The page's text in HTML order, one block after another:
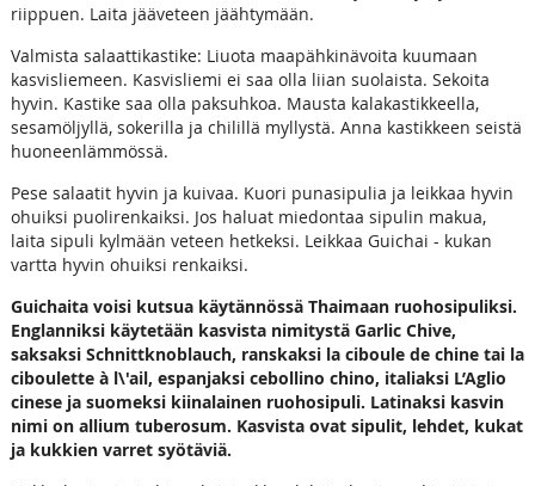
riippuen. Laita jääveteen jäähtymään.
Valmista salaattikastike: Liuota maapähkinävoita kuumaan
kasvisliemeen. Kasvisliemi ei saa olla liian suolaista. Sekoita
hyvin. Kastike saa olla paksuhkoa. Mausta kalakastikkeella,
sesamöljyllä, sokerilla ja chilillä myllystä. Anna kastikkeen seistä
huoneenlämmössä.
Pese salaatit hyvin ja kuivaa. Kuori punasipulia ja leikkaa hyvin
ohuiksi puolirenkaiksi. Jos haluat miedontaa sipulin makua,
laita sipuli kylmään veteen hetkeksi. Leikkaa Guichai - kukan
vartta hyvin ohuiksi renkaiksi.
Guichaita voisi kutsua käytännössä Thaimaan ruohosipuliksi.
Englanniksi käytetään kasvista nimitystä Garlic Chive,
saksaksi Schnittknoblauch, ranskaksi la ciboule de chine tai la
ciboulette à l\'ail, espanjaksi cebollino chino, italiaksi L’Aglio
cineseja suomeksi kiinalainen ruohosipuli. Latinaksi kasvin
nimi on allium tuberosum. Kasvista ovat sipulit, lehdet, kukat
ja kukkien varret syötäviä.